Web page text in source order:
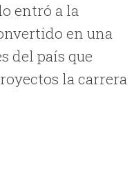
entró a la
en una
del país que
la carrera